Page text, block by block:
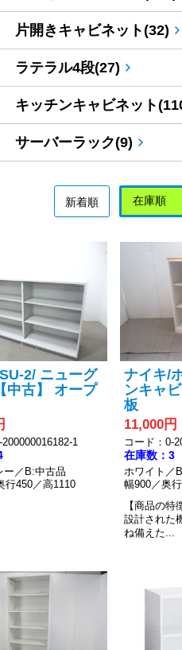
片開きキャビネット(32)
ラテラル4段(27)
キッチンキャビネット
サーバーラック(9)
新着順
2/ ニューグ
中古】 オープ
1
ー／B:中古品
行450／高1110
ナイキ/
ンキャ
板
11,000円
コード：0-
在庫数：3
ホワイト／
幅900／奥
【商品の特
設計された
ね備えた...